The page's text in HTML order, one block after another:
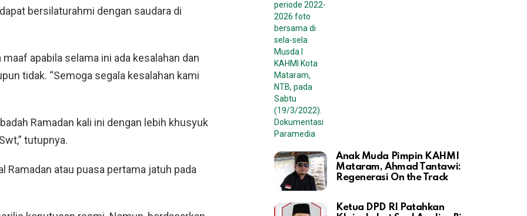
bersilaturahmi dengan saudara di
apabila selama ini ada kesalahan dan
tidak. “Semoga segala kesalahan kami
Ramadan kali ini dengan lebih khusyuk
tutupnya.
Ramadan atau puasa pertama jatuh pada
Anak Muda Pimpin KAHMI
Mataram, Ahmad Tantawi:
Regenerasi On the Track
Ketua DPD RI Patahkan